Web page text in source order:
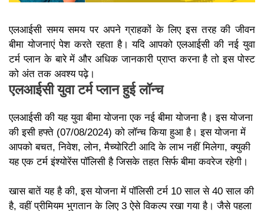
एलआईसी समय समय पर अपने ग्राहकों के लिए इस तरह की जीवन
बीमा योजनाएं पेश करते रहता है। यदि आपको एलआईसी की नई युवा
टर्म प्लान के बारे में और अधिक जानकारी प्राप्त करना है तो इस पोस्ट
को अंत तक अवश्य पढ़े।
एलआईसी युवा टर्म प्लान हुई लॉन्च
एलआईसी की यह युवा बीमा योजना एक नई बीमा योजना है। इस योजना
की इसी हफ्ते (07/08/2024) को लॉन्च किया हुआ है। इस योजना में
आपको बचत, निवेश, लोन, मैच्योरिटी आदि के लाभ नहीं मिलेगा, क्युकी
यह एक टर्म इंश्योरेंस पॉलिसी है जिसके तहत सिर्फ बीमा कवरेज रहेगी।
खास बातें यह है की, इस योजना में पॉलिसी टर्म 10 साल से 40 साल की
है, वहीं प्रीमियम भुगतान के लिए 3 ऐसे विकल्प रखा गया है। जैसे पहला